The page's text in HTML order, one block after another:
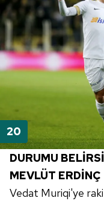
DURUMU
MEVLÜT ERDİNÇ
Vedat Muriqi'ye